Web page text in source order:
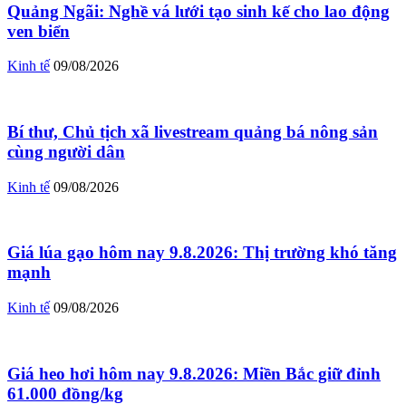
Quảng Ngãi: Nghề vá lưới tạo sinh kế cho lao động
ven biển
Kinh tế 09/08/2026
Bí thư, Chủ tịch xã livestream quảng bá nông sản
cùng người dân
Kinh tế 09/08/2026
Giá lúa gạo hôm nay 9.8.2026: Thị trường khó tăng
mạnh
Kinh tế 09/08/2026
Giá heo hơi hôm nay 9.8.2026: Miền Bắc giữ đỉnh
61.000 đồng/kg